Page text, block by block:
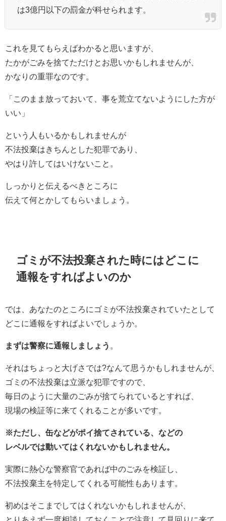
は3億円以下の罰金が科せられます。
これを見てもらえばわかると思いますが、
たかがごみを捨てただけとお思いかもしれませんが、
かなりの重罪なのです。
「このまま放っておいて、事を荒立てないようにした方が
いい」
という人もいるかもしれませんが
不法投棄はきちんとした犯罪であり、
やはり許してはいけないこと。
しっかりと伝えるべきところに
伝えて何とかしてもらいましょう。
ゴミが不法投棄された時にはどこに
通報をすればよいのか
では、あなたのところにゴミが不法投棄されていたとして
どこに通報をすればよいでしょうか。
まずは警察に通報しましょう 。
それはちょっと大げさでは?なんて思うかもしれませんが、
ゴミの不法投棄は立派な犯罪ですので、
毎日のように大量のごみが捨てられているとすれば、
現場の検証等に来てくれることが多いです。
※ただし、缶などがポイ捨てされている、などの
レベルでは動いてはくれないかもしれません。
実際に熱心な警察官であれば中のごみを検証し、
不法投棄主を特定してくれる可能性もあります。
初めはそこまでしてはくれないかもしれませんが、